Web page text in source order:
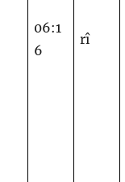
06:1
6
rî